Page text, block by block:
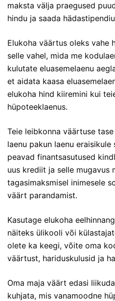
maksta välja praegused
hindu ja saada
Elukoha väärtus oleks vahe
selle vahel, mida me
kulutate eluasemelaenu
et aidata kaasa
elukoha hind kiiremini kui
hüpoteeklaenus.
Teie leibkonna väärtuse
laenu pakun laenu eraisikule
peavad finantsasutused
uus krediit ja selle mugavus
tagasimaksmisel inimesele
väärt parandamist.
Kasutage elukoha
näiteks ülikooli või
olete ka keegi, võite oma
väärtust, hariduskulusid ja
Oma maja väärt edasi
kuhjata, mis vanamoodne